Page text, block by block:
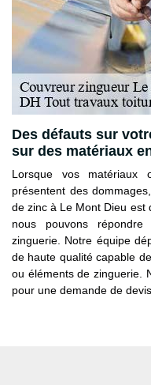
Des défauts sur
sur des matériaux
Lorsque vos
présentent des
de zinc à Le Mont Dieu est
nous pouvons
zinguerie. Notre équipe
de haute qualité capable
ou éléments de zinguerie.
pour une demande de devis.